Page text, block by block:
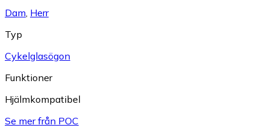
Dam, Herr
Typ
Cykelglasögon
Funktioner
Hjälmkompatibel
Se mer från POC